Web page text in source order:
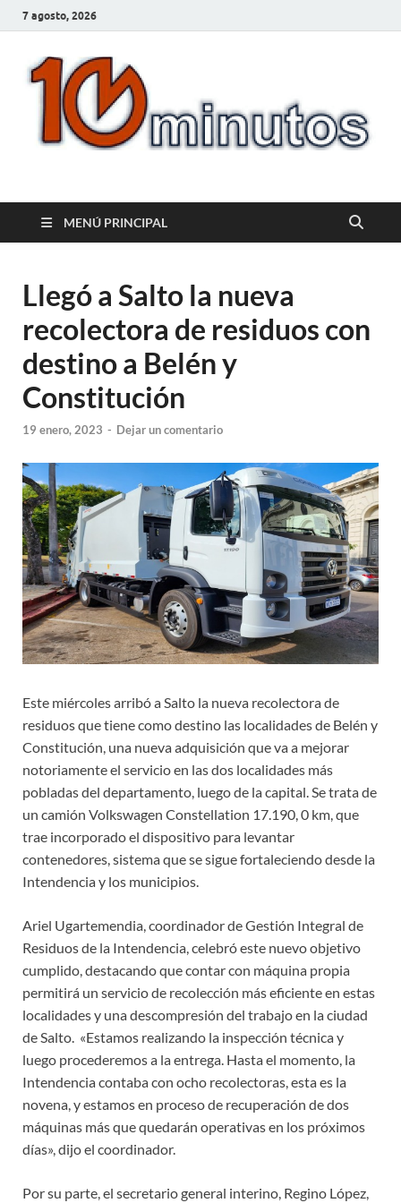
7 agosto, 2026
10minutos.com.uy
MENÚ PRINCIPAL
Llegó a Salto la nueva
recolectora de residuos con
destino a Belén y
Constitución
19 enero, 2023 - Dejar un comentario
Este miércoles arribó a Salto la nueva recolectora de
residuos que tiene como destino las localidades de Belén y
Constitución, una nueva adquisición que va a mejorar
notoriamente el servicio en las dos localidades más
pobladas del departamento, luego de la capital. Se trata de
un camión Volkswagen Constellation 17.190, 0 km, que
trae incorporado el dispositivo para levantar
contenedores, sistema que se sigue fortaleciendo desde la
Intendencia y los municipios.
Ariel Ugartemendia, coordinador de Gestión Integral de
Residuos de la Intendencia, celebró este nuevo objetivo
cumplido, destacando que contar con máquina propia
permitirá un servicio de recolección más eficiente en estas
localidades y una descompresión del trabajo en la ciudad
de Salto. «Estamos realizando la inspección técnica y
luego procederemos a la entrega. Hasta el momento, la
Intendencia contaba con ocho recolectoras, esta es la
novena, y estamos en proceso de recuperación de dos
máquinas más que quedarán operativas en los próximos
días», dijo el coordinador.
Por su parte, el secretario general interino, Regino López,